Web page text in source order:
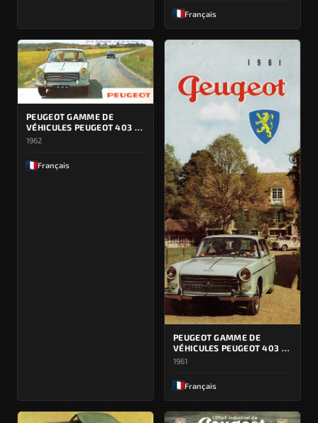
Français
PEUGEOT GAMME DE
VÉHICULES PEUGEOT 403 /
404
1962
Français
PEUGEOT GAMME DE
VÉHICULES PEUGEOT 403 /
404
1961
Français